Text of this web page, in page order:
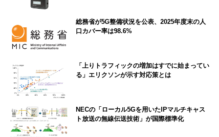
総務省が5G整備状況を公表、2025年度末の人
口カバー率は98.6%
「上りトラフィックの増加はすでに始まってい
る」エリクソンが示す対応策とは
NECの「ローカル5Gを用いたIPマルチキャス
ト放送の無線伝送技術」が国際標準化